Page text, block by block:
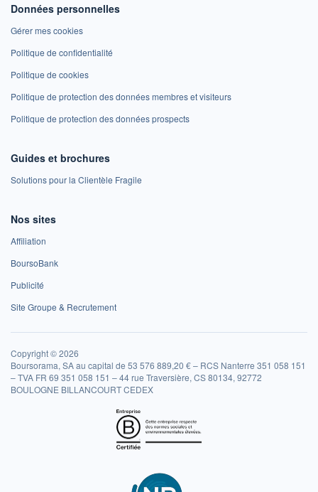
Données personnelles
Gérer mes cookies
Politique de confidentialité
Politique de cookies
Politique de protection des données membres et visiteurs
Politique de protection des données prospects
Guides et brochures
Solutions pour la Clientèle Fragile
Nos sites
Affiliation
BoursoBank
Publicité
Site Groupe & Recrutement
Copyright © 2026
Boursorama, SA au capital de 53 576 889,20 € – RCS Nanterre 351 058 151
– TVA FR 69 351 058 151 – 44 rue Traversière, CS 80134, 92772
BOULOGNE BILLANCOURT CEDEX